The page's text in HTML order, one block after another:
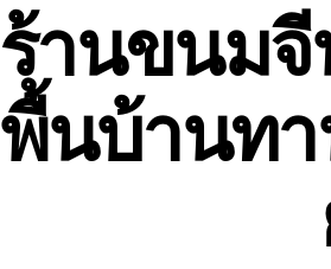
ร้านขนมจี
พื้นบ้านท